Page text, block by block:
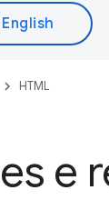
HTML
e